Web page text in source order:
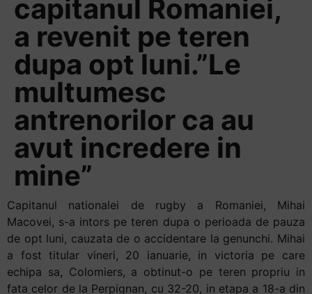
capitanul Romaniei,
a revenit pe teren
dupa opt luni.”Le
multumesc
antrenorilor ca au
avut incredere in
mine”
Capitanul nationalei de rugby a Romaniei, Mihai
Macovei, s-a intors pe teren dupa o perioada de pauza
de opt luni, cauzata de o accidentare la genunchi. Mihai
a fost titular vineri, 20 ianuarie, in victoria pe care
echipa sa, Colomiers, a obtinut-o pe teren propriu in
fata celor de la Perpignan, cu 32-20, in etapa a 18-a din